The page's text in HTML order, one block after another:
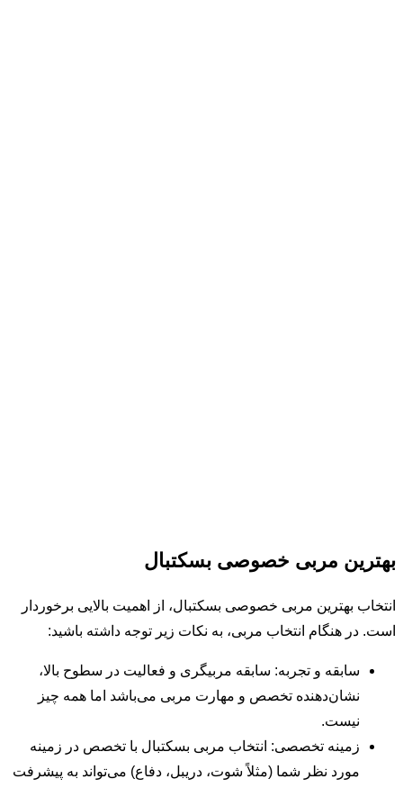
بهترین مربی خصوصی بسکتبال
انتخاب بهترین مربی خصوصی بسکتبال، از اهمیت بالایی برخوردار
است. در هنگام انتخاب مربی، به نکات زیر توجه داشته باشید:
سابقه و تجربه: سابقه مربیگری و فعالیت در سطوح بالا،
نشان‌دهنده تخصص و مهارت مربی می‌باشد اما همه چیز
نیست.
زمینه تخصصی: انتخاب مربی بسکتبال با تخصص در زمینه
مورد نظر شما (مثلاً شوت، دریبل، دفاع) می‌تواند به پیشرفت